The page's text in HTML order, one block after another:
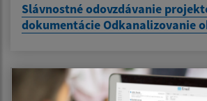
Slávnostné odovzdávanie
dokumentácie Odkanalizovanie